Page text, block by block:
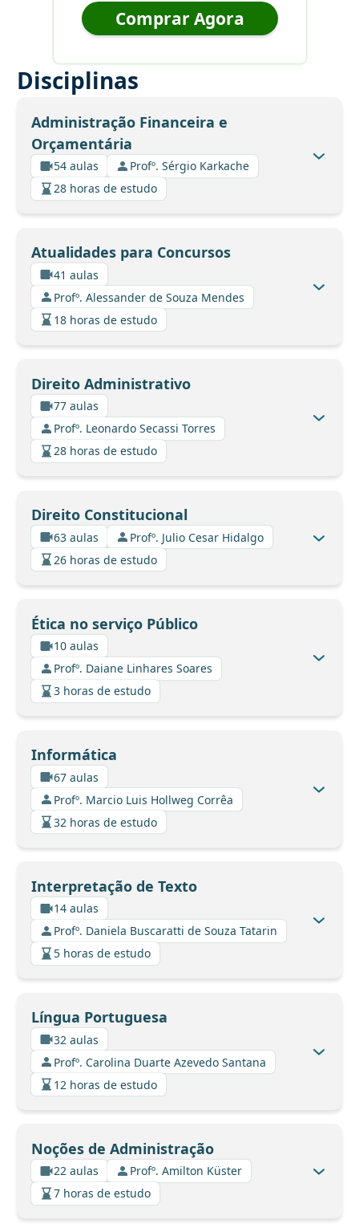
Comprar Agora
Disciplinas
Administração Financeira e
Orçamentária
54 aulas
Profº. Sérgio Karkache
28 horas de estudo
Atualidades para Concursos
41 aulas
Profº. Alessander de Souza Mendes
18 horas de estudo
Direito Administrativo
77 aulas
Profº. Leonardo Secassi Torres
28 horas de estudo
Direito Constitucional
63 aulas
Profº. Julio Cesar Hidalgo
26 horas de estudo
Ética no serviço Público
10 aulas
Profº. Daiane Linhares Soares
3 horas de estudo
Informática
67 aulas
Profº. Marcio Luis Hollweg Corrêa
32 horas de estudo
Interpretação de Texto
14 aulas
Profº. Daniela Buscaratti de Souza Tatarin
5 horas de estudo
Língua Portuguesa
32 aulas
Profº. Carolina Duarte Azevedo Santana
12 horas de estudo
Noções de Administração
22 aulas
Profº. Amilton Küster
7 horas de estudo